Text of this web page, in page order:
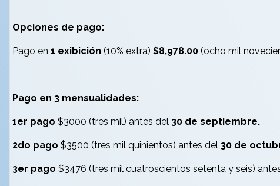
Opciones de pago:
Pago en 1 exibición (10% extra) $8,978.00 (ocho mil
Pago en 3 mensualidades:
1er pago $3000 (tres mil) antes del 30 de septiembre.
2do pago $3500 (tres mil quinientos) antes del 30 de
3er pago $3476 (tres mil cuatroscientos setenta y seis)